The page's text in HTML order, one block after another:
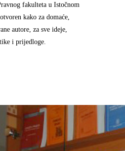
fakulteta u Istočnom
kako za domaće,
autore, za sve ideje,
i prijedloge.